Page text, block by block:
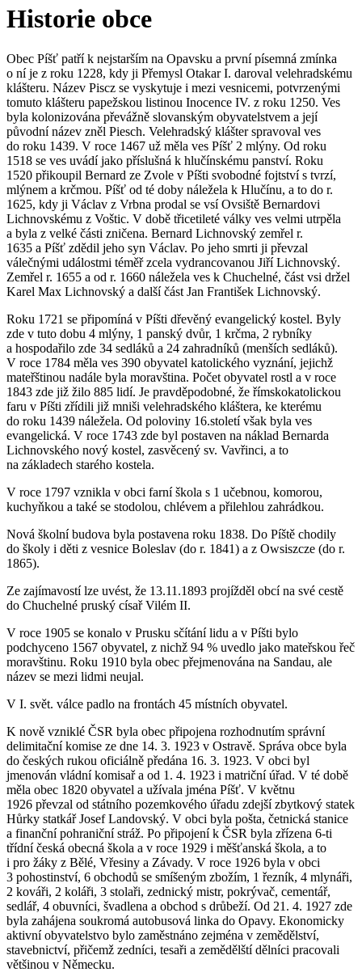
Historie obce
Obec Píšť patří k nejstarším na Opavsku a první písemná zmínka
o ní je z roku 1228, kdy ji Přemysl Otakar I. daroval velehradskému
klášteru. Název Piscz se vyskytuje i mezi vesnicemi, potvrzenými
tomuto klášteru papežskou listinou Inocence IV. z roku 1250. Ves
byla kolonizována převážně slovanským obyvatelstvem a její
původní název zněl Piesch. Velehradský klášter spravoval ves
do roku 1439. V roce 1467 už měla ves Píšť 2 mlýny. Od roku
1518 se ves uvádí jako příslušná k hlučínskému panství. Roku
1520 přikoupil Bernard ze Zvole v Píšti svobodné fojtství s tvrzí,
mlýnem a krčmou. Píšť od té doby náležela k Hlučínu, a to do r.
1625, kdy ji Václav z Vrbna prodal se vsí Ovsiště Bernardovi
Lichnovskému z Voštic. V době třicetileté války ves velmi utrpěla
a byla z velké části zničena. Bernard Lichnovský zemřel r.
1635 a Píšť zdědil jeho syn Václav. Po jeho smrti ji převzal
válečnými událostmi téměř zcela vydrancovanou Jiří Lichnovský.
Zemřel r. 1655 a od r. 1660 náležela ves k Chuchelné, část vsi držel
Karel Max Lichnovský a další část Jan František Lichnovský.
Roku 1721 se připomíná v Píšti dřevěný evangelický kostel. Byly
zde v tuto dobu 4 mlýny, 1 panský dvůr, 1 krčma, 2 rybníky
a hospodařilo zde 34 sedláků a 24 zahradníků (menších sedláků).
V roce 1784 měla ves 390 obyvatel katolického vyznání, jejichž
mateřštinou nadále byla moravština. Počet obyvatel rostl a v roce
1843 zde již žilo 885 lidí. Je pravděpodobné, že římskokatolickou
faru v Píšti zřídili již mniši velehradského kláštera, ke kterému
do roku 1439 náležela. Od poloviny 16.století však byla ves
evangelická. V roce 1743 zde byl postaven na náklad Bernarda
Lichnovského nový kostel, zasvěcený sv. Vavřinci, a to
na základech starého kostela.
V roce 1797 vznikla v obci farní škola s 1 učebnou, komorou,
kuchyňkou a také se stodolou, chlévem a přilehlou zahrádkou.
Nová školní budova byla postavena roku 1838. Do Píště chodily
do školy i děti z vesnice Boleslav (do r. 1841) a z Owsiszcze (do r.
1865).
Ze zajímavostí lze uvést, že 13.11.1893 projížděl obcí na své cestě
do Chuchelné pruský císař Vilém II.
V roce 1905 se konalo v Prusku sčítání lidu a v Píšti bylo
podchyceno 1567 obyvatel, z nichž 94 % uvedlo jako mateřskou řeč
moravštinu. Roku 1910 byla obec přejmenována na Sandau, ale
název se mezi lidmi neujal.
V I. svět. válce padlo na frontách 45 místních obyvatel.
K nově vzniklé ČSR byla obec připojena rozhodnutím správní
delimitační komise ze dne 14. 3. 1923 v Ostravě. Správa obce byla
do českých rukou oficiálně předána 16. 3. 1923. V obci byl
jmenován vládní komisař a od 1. 4. 1923 i matriční úřad. V té době
měla obec 1820 obyvatel a užívala jména Píšť. V květnu
1926 převzal od státního pozemkového úřadu zdejší zbytkový statek
Hůrky statkář Josef Landovský. V obci byla pošta, četnická stanice
a finanční pohraniční stráž. Po připojení k ČSR byla zřízena 6-ti
třídní česká obecná škola a v roce 1929 i měšťanská škola, a to
i pro žáky z Bělé, Vřesiny a Závady. V roce 1926 byla v obci
3 pohostinství, 6 obchodů se smíšeným zbožím, 1 řezník, 4 mlynáři,
2 kováři, 2 koláři, 3 stolaři, zednický mistr, pokrývač, cementář,
sedlář, 4 obuvníci, švadlena a obchod s drůbeží. Od 21. 4. 1927 zde
byla zahájena soukromá autobusová linka do Opavy. Ekonomicky
aktivní obyvatelstvo bylo zaměstnáno zejména v zemědělství,
stavebnictví, přičemž zedníci, tesaři a zemědělští dělníci pracovali
většinou v Německu.